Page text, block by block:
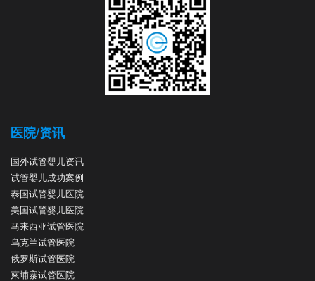
医院/资讯
国外试管婴儿资讯
试管婴儿成功案例
泰国试管婴儿医院
美国试管婴儿医院
马来西亚试管医院
乌克兰试管医院
俄罗斯试管医院
柬埔寨试管医院